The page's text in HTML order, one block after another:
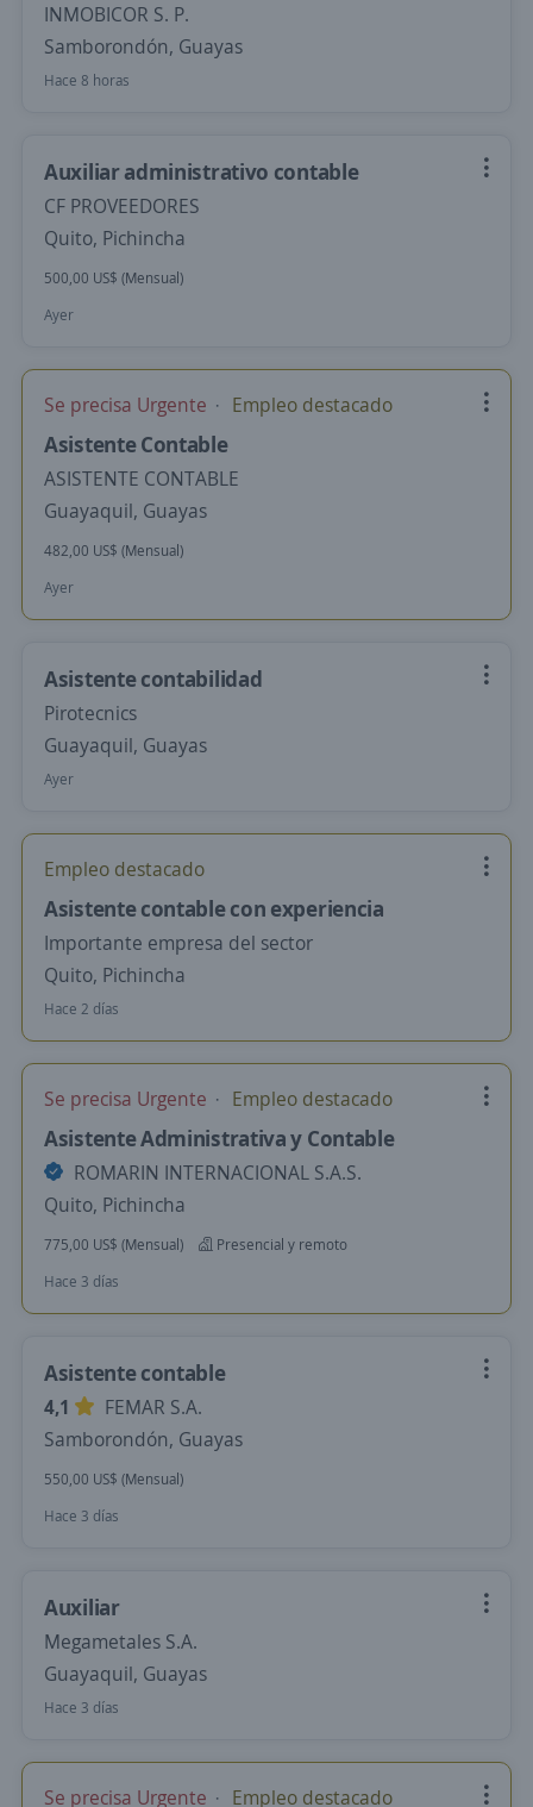
INMOBICOR S. P.
Samborondón, Guayas
Hace 8 horas
Auxiliar administrativo contable
CF PROVEEDORES
Quito, Pichincha
500,00 US$ (Mensual)
Ayer
Se precisa Urgente Empleo destacado
Asistente Contable
ASISTENTE CONTABLE
Guayaquil, Guayas
482,00 US$ (Mensual)
Ayer
Asistente contabilidad
Pirotecnics
Guayaquil, Guayas
Ayer
Empleo destacado
Asistente contable con experiencia
Importante empresa del sector
Quito, Pichincha
Hace 2 días
Se precisa Urgente Empleo destacado
Asistente Administrativa y Contable
ROMARIN INTERNACIONAL S.A.S.
Quito, Pichincha
775,00 US$ (Mensual)
Presencial y remoto
Hace 3 días
Asistente contable
4,1
FEMAR S.A.
Samborondón, Guayas
550,00 US$ (Mensual)
Hace 3 días
Auxiliar
Megametales S.A.
Guayaquil, Guayas
Hace 3 días
Se precisa Urgente Empleo destacado